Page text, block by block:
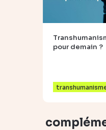
pour demain ?